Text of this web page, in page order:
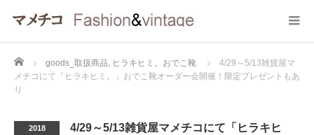
Home goods_取扱商品, ヒラキヒミ。おでこ靴
4/29～5/13雑貨屋マ
メチコにて「ヒラキヒミ。」おでこ靴オーダー会開催！限定プレゼントもあ
り
2018
4/29～5/13雑貨屋マメチコにて「ヒラキヒ